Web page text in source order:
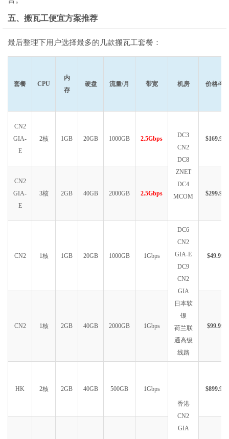
五、搬瓦工便宜方案推荐
最后整理下用户选择最多的几款搬瓦工套餐：
套餐 CPU
内
存
硬盘 流量/月 带宽 机房 价格/年
CN2
GIA-
E
2核 1GB 20GB 1000GB 2.5Gbps
DC3
CN2
DC8
ZNET
DC4
MCOM
$169.99
CN2
GIA-
E
3核 2GB 40GB 2000GB 2.5Gbps $299.99
CN2 1核 1GB 20GB 1000GB 1Gbps
DC6
CN2
GIA-E
DC9
CN2
GIA
日本软
银
荷兰联
通高级
线路
$49.99
CN2 1核 2GB 40GB 2000GB 1Gbps $99.99
HK 2核 2GB 40GB 500GB 1Gbps
香港
CN2
GIA
$899.99